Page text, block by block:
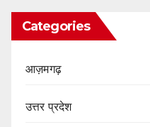
Categories
आज़मगढ़
उत्तर प्रदेश